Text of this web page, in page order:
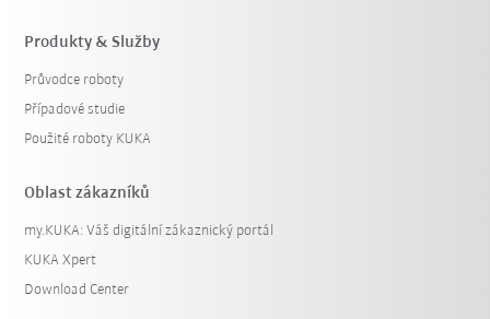
Produkty & Služby
Průvodce roboty
Případové studie
Použité roboty KUKA
Oblast zákazníků
my.KUKA: Váš digitální zákaznický portál
KUKA Xpert
Download Center